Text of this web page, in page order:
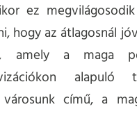
ez
hogy az átlagosnál
amely a maga
alapuló
című, a